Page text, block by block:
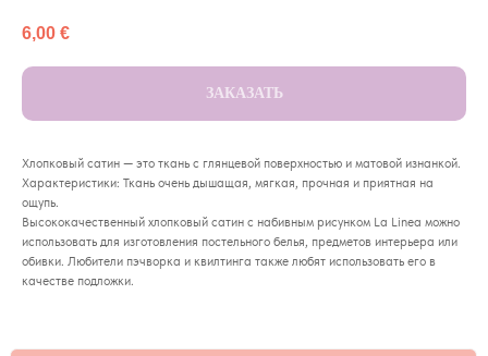
6,00 €
ЗАКАЗАТЬ
Хлопковый сатин — это ткань с глянцевой поверхностью и матовой изнанкой.
Характеристики: Ткань очень дышащая, мягкая, прочная и приятная на
ощупь.
Высококачественный хлопковый сатин с набивным рисунком La Linea можно
использовать для изготовления постельного белья, предметов интерьера или
обивки. Любители пэчворка и квилтинга также любят использовать его в
качестве подложки.